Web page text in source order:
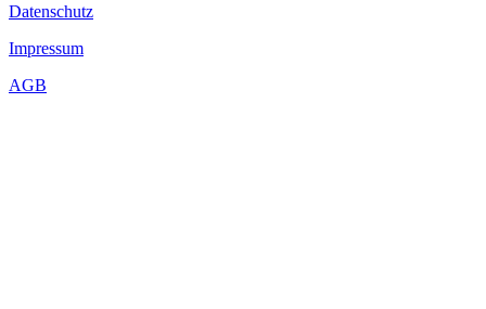
Datenschutz
Impressum
AGB